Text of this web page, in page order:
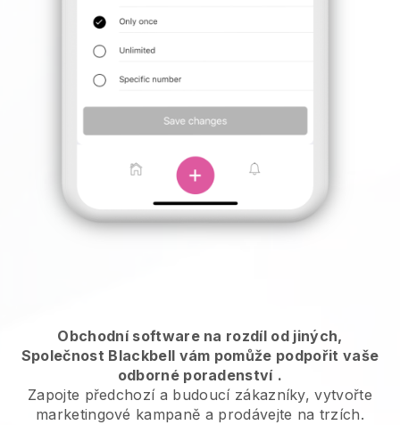
Obchodní software na rozdíl od jiných,
Společnost Blackbell vám pomůže podpořit vaše
odborné poradenství .
Zapojte předchozí a budoucí zákazníky, vytvořte
marketingové kampaně a prodávejte na trzích.